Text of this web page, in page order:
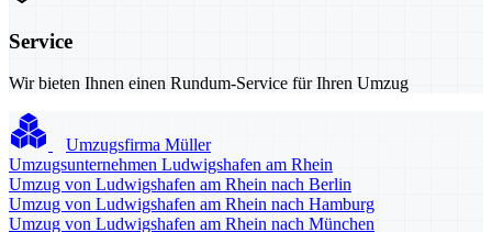
Service
Wir bieten Ihnen einen Rundum-Service für Ihren Umzug
Umzugsfirma Müller
Umzugsunternehmen Ludwigshafen am Rhein
Umzug von Ludwigshafen am Rhein nach Berlin
Umzug von Ludwigshafen am Rhein nach Hamburg
Umzug von Ludwigshafen am Rhein nach München